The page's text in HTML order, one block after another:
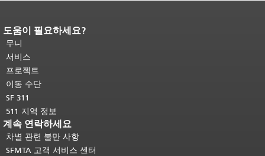
페이지 내용 끝입니다.이 페이지의 나
머지 내용은 모든 페이지에 반복됩니
다.메인 콘텐츠 상단으로 돌아가려면
여기를 클릭하십시오
도움이 필요하세요?
무니
서비스
프로젝트
이동 수단
SF 311
511 지역 정보
계속 연락하세요
차별 관련 불만 사항
SFMTA 고객 서비스 센터